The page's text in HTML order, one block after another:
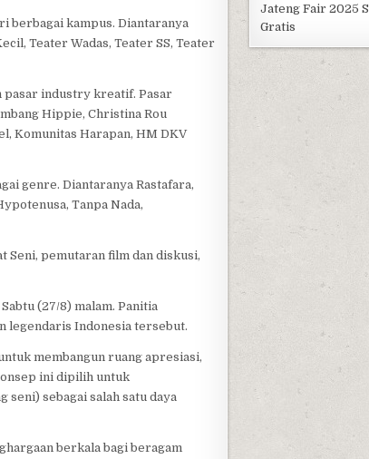
berbagai kampus. Diantaranya
Teater Wadas, Teater SS, Teater
pasar industry kreatif. Pasar
Hippie, Christina Rou
Komunitas Harapan, HM DKV
genre. Diantaranya Rastafara,
Tanpa Nada,
Seni, pemutaran film dan diskusi,
(27/8) malam. Panitia
legendaris Indonesia tersebut.
membangun ruang apresiasi,
ini dipilih untuk
seni) sebagai salah satu daya
berkala bagi beragam
Jateng Fair 2025
Gratis